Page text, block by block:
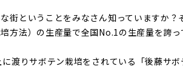
街ということをみなさん知っていますか
方法）の生産量で全国No.1の生産量を誇
渡りサボテン栽培をされている「後藤サ